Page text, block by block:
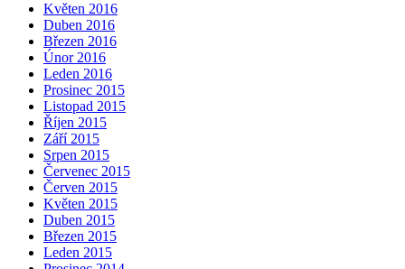
Květen 2016
Duben 2016
Březen 2016
Únor 2016
Leden 2016
Prosinec 2015
Listopad 2015
Říjen 2015
Září 2015
Srpen 2015
Červenec 2015
Červen 2015
Květen 2015
Duben 2015
Březen 2015
Leden 2015